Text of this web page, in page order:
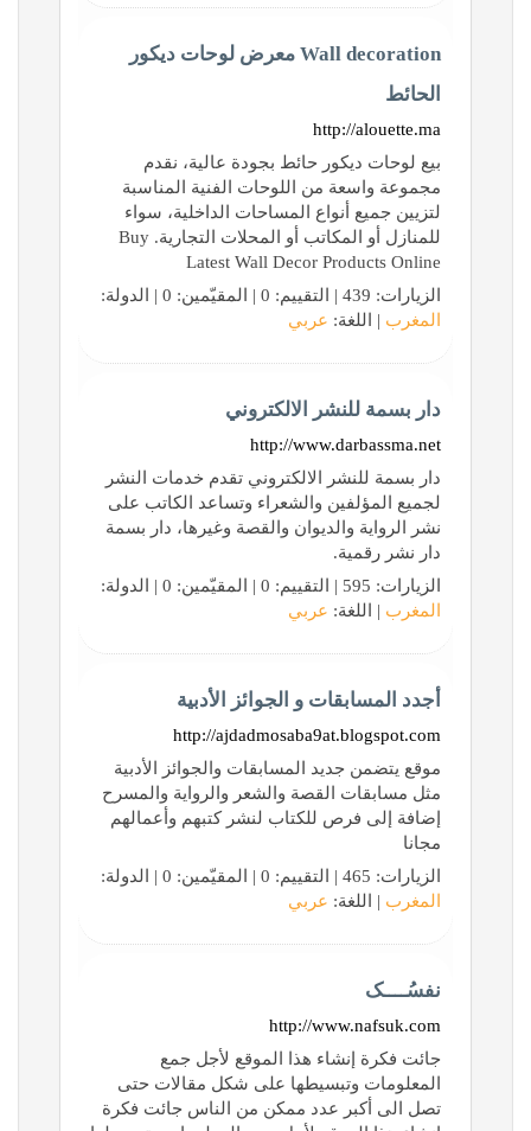
Wall decoration معرض لوحات ديكور
الحائط
http://alouette.ma
بيع لوحات ديكور حائط بجودة عالية، نقدم
مجموعة واسعة من اللوحات الفنية المناسبة
لتزيين جميع أنواع المساحات الداخلية، سواء
للمنازل أو المكاتب أو المحلات التجارية. Buy
Latest Wall Decor Products Online
الزيارات: 439 | التقييم: 0 | المقيّمين: 0 | الدولة:
المغرب | اللغة: عربي
دار بسمة للنشر الالكتروني
http://www.darbassma.net
دار بسمة للنشر الالكتروني تقدم خدمات النشر
لجميع المؤلفين والشعراء وتساعد الكاتب على
نشر الرواية والديوان والقصة وغيرها، دار بسمة
دار نشر رقمية.
الزيارات: 595 | التقييم: 0 | المقيّمين: 0 | الدولة:
المغرب | اللغة: عربي
أجدد المسابقات و الجوائز الأدبية
http://ajdadmosaba9at.blogspot.com
موقع يتضمن جديد المسابقات والجوائز الأدبية
مثل مسابقات القصة والشعر والرواية والمسرح
إضافة إلى فرص للكتاب لنشر كتبهم وأعمالهم
مجانا
الزيارات: 465 | التقييم: 0 | المقيّمين: 0 | الدولة:
المغرب | اللغة: عربي
نفسُــــک
http://www.nafsuk.com
جائت فكرة إنشاء هذا الموقع لأجل جمع
المعلومات وتبسيطها على شكل مقالات حتى
تصل الى أكبر عدد ممكن من الناس جائت فكرة